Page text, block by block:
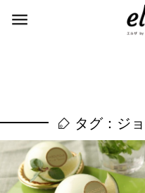
タグ：ジ